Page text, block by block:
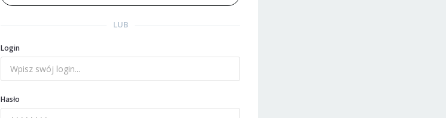
LUB
Login
Hasło